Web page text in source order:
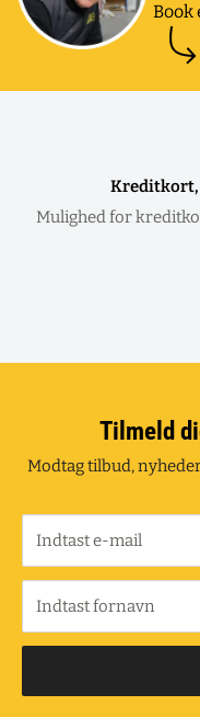
Book
Kreditkort,
Mulighed for
Tilmeld
Modtag tilbud,
Indtast e-mail
Indtast fornavn